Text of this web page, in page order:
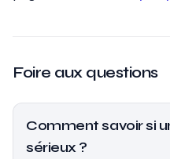
Foire aux questions
Comment savoir si
sérieux ?